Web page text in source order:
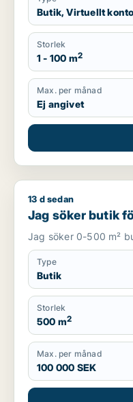
Butik, Virtuellt
Storlek
1 - 100 m2
Max. per månad
Ej angivet
Jag söker butik för
13 d sedan
Jag söker butik
Jag söker 0-500 m²
Type
Butik
Storlek
500 m2
Max. per månad
100 000 SEK